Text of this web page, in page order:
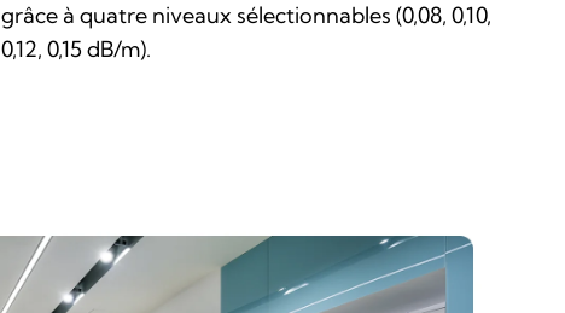
grâce à quatre niveaux sélectionnables (0,08, 0,10,
0,12, 0,15 dB/m).